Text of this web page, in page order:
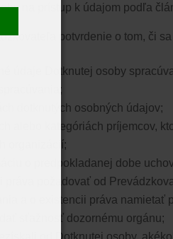
na prístup k údajom podľa
potvrdenie o tom, či
údaje Dotknutej osoby
dotknutých osobných údajov;
alebo kategóriách príjemcov,
organizácií;
o predpokladanej dobe
práva požadovať od
a o existencii práva namietať
sťažnosť dozornému orgánu;
od Dotknutej osoby,